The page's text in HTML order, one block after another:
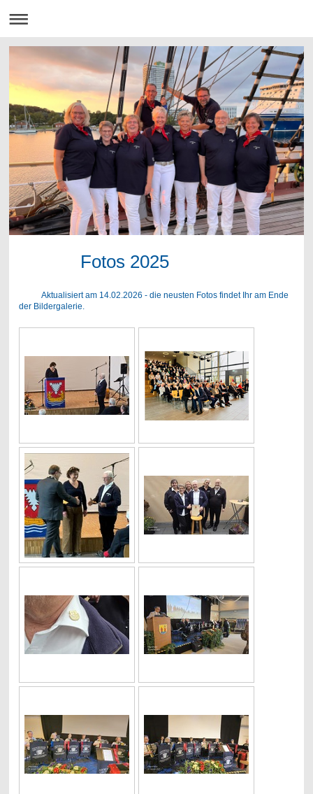
Fotos 2025
Aktualisiert am 14.02.2026 - die neusten Fotos findet Ihr am Ende
der Bildergalerie.